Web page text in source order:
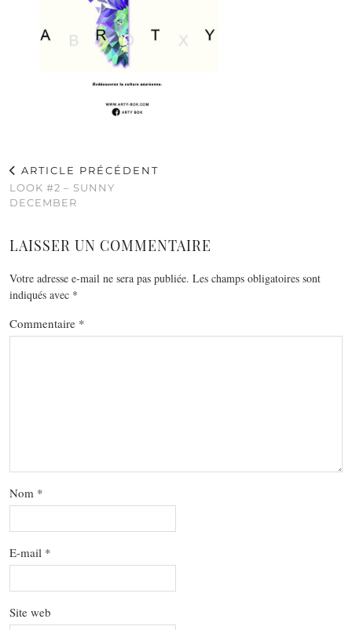
ARTICLE PRÉCÉDENT
LOOK #2 – SUNNY
DECEMBER
LAISSER UN COMMENTAIRE
Votre adresse e-mail ne sera pas publiée. Les champs obligatoires sont
indiqués avec *
Commentaire *
Nom *
E-mail *
Site web